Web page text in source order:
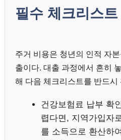
필수 체크리스트
주거 비용은 청년의 인적 자
출이다. 대출 과정에서 흔히
해 다음 체크리스트를 반드시
건강보험료 납부 확
렵다면, 지역가입자
를 소득으로 환산하